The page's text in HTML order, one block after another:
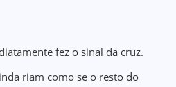
fez o sinal da cruz.
riam como se o resto do